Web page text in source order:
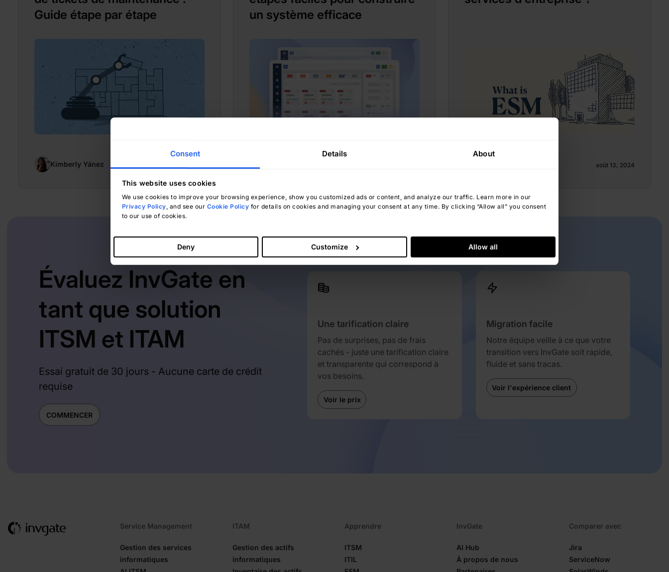
Consent Details About
This website uses cookies
We use cookies to improve your browsing experience, show you customized ads or content, and analyze our traffic. Learn more in our
Privacy Policy, and see our Cookie Policy for details on cookies and managing your consent at any time. By clicking “Allow all” you consent
to our use of cookies.
Deny Customize Allow all
Guide étape par étape
Kimberly Yánez
un système efficace
août 13, 2024
Évaluez InvGate en
tant que solution
ITSM et ITAM
Essai gratuit de 30 jours - Aucune carte de crédit
requise
COMMENCER
Une tarification claire
Pas de surprises, pas de frais
cachés - juste une tarification claire
et transparente qui correspond à
vos besoins.
Voir le prix
Migration facile
Notre équipe veille à ce que votre
transition vers InvGate soit rapide,
fluide et sans tracas.
Voir l'expérience client
Service Management
Gestion des services
informatiques
ITAM
Gestion des actifs
informatiques
Apprendre
ITSM
ITIL
InvGate
AI Hub
À propos de nous
Comparer avec
Jira
ServiceNow